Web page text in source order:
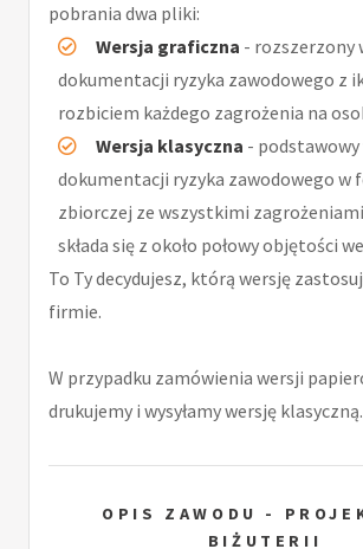
pobrania dwa pliki:
Wersja graficzna - rozszerzony
dokumentacji ryzyka zawodowego z
rozbiciem każdego zagrożenia na
Wersja klasyczna -
dokumentacji ryzyka zawodowego w
zbiorczej ze wszystkimi
składa się z około połowy objętości
To Ty decydujesz, którą wersję
firmie.
W przypadku zamówienia wersji
drukujemy i wysyłamy wersję klasyczną.
OPIS ZAWODU -
BIŻUTERII